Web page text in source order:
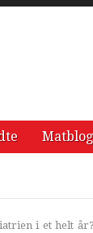
i et helt